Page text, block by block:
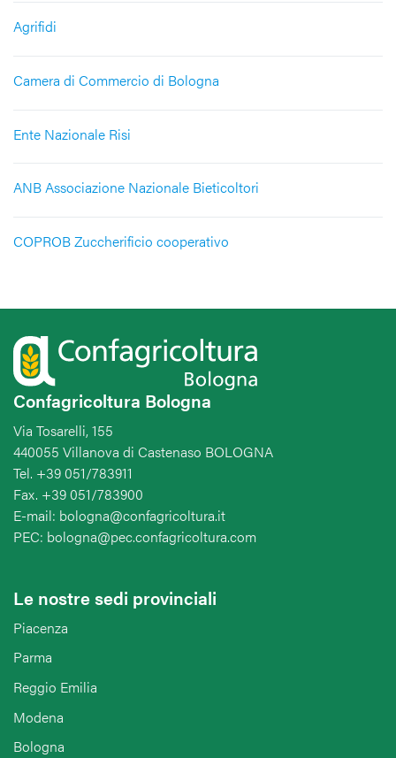
Agrifidi
Camera di Commercio di Bologna
Ente Nazionale Risi
ANB Associazione Nazionale Bieticoltori
COPROB Zuccherificio cooperativo
Confagricoltura Bologna
Via Tosarelli, 155
440055 Villanova di Castenaso BOLOGNA
Tel. +39 051/783911
Fax. +39 051/783900
E-mail: bologna@confagricoltura.it
PEC: bologna@pec.confagricoltura.com
Le nostre sedi provinciali
Piacenza
Parma
Reggio Emilia
Modena
Bologna